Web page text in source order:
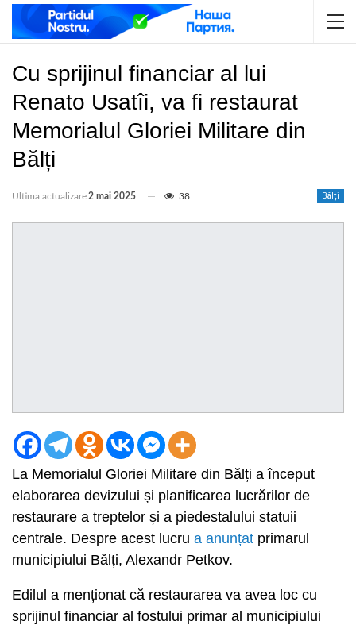
Cu sprijinul financiar al lui
Renato Usatîi, va fi restaurat
Memorialul Gloriei Militare din
Bălți
Bălți
Ultima actualizare2 mai 2025 38
La Memorialul Gloriei Militare din Bălți a început
elaborarea devizului și planificarea lucrărilor de
restaurare a treptelor și a piedestalului statuii
centrale. Despre acest lucru a anunțat primarul
municipiului Bălți, Alexandr Petkov.
Edilul a menționat că restaurarea va avea loc cu
sprijinul financiar al fostului primar al municipiului